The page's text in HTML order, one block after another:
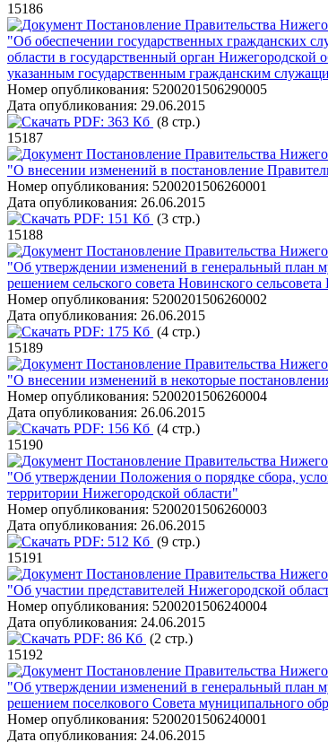
15186
Постановление Правительства
"Об обеспечении государственных гражданских
области в государственный орган
указанным государственным гражданским
Номер опубликования: 5200201506290005
Дата опубликования: 29.06.2015
PDF: 363 Кб (8 стр.)
15187
Постановление Правительства
"О внесении изменений в постановление
Номер опубликования: 5200201506260001
Дата опубликования: 26.06.2015
PDF: 151 Кб (3 стр.)
15188
Постановление Правительства
"Об утверждении изменений в генеральный план
решением сельского совета Новинского
Номер опубликования: 5200201506260002
Дата опубликования: 26.06.2015
PDF: 175 Кб (4 стр.)
15189
Постановление Правительства
"О внесении изменений в некоторые
Номер опубликования: 5200201506260004
Дата опубликования: 26.06.2015
PDF: 156 Кб (4 стр.)
15190
Постановление Правительства
"Об утверждении Положения о порядке сбора,
территории Нижегородской области"
Номер опубликования: 5200201506260003
Дата опубликования: 26.06.2015
PDF: 512 Кб (9 стр.)
15191
Постановление Правительства
"Об участии представителей Нижегородской
Номер опубликования: 5200201506240004
Дата опубликования: 24.06.2015
PDF: 86 Кб (2 стр.)
15192
Постановление Правительства
"Об утверждении изменений в генеральный план
решением поселкового Совета муниципального
Номер опубликования: 5200201506240001
Дата опубликования: 24.06.2015